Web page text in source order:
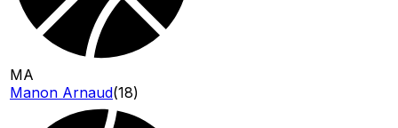
MA
Manon Arnaud(18)